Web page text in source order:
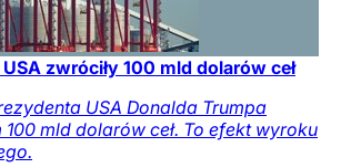
zwróciły 100 mld dolarów ceł
USA Donalda Trumpa
mld dolarów ceł. To efekt wyroku